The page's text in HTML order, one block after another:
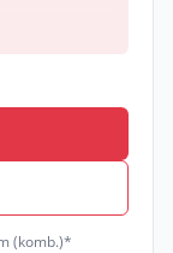
(komb.)*